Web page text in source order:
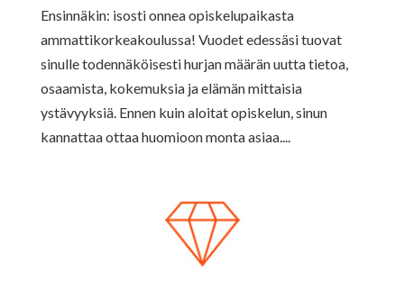
Ensinnäkin: isosti onnea opiskelupaikasta
ammattikorkeakoulussa! Vuodet edessäsi tuovat
sinulle todennäköisesti hurjan määrän uutta tietoa,
osaamista, kokemuksia ja elämän mittaisia
ystävyyksiä. Ennen kuin aloitat opiskelun, sinun
kannattaa ottaa huomioon monta asiaa....